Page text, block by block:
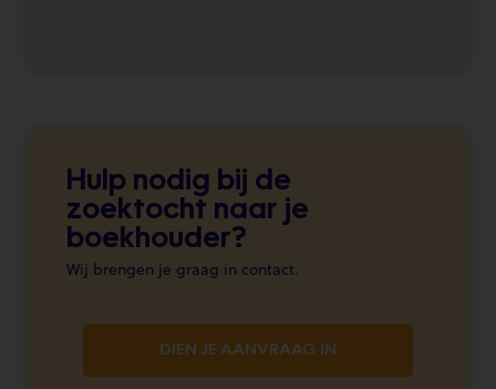
Hulp nodig bij de
zoektocht naar je
boekhouder?
Wij brengen je graag in contact.
DIEN JE AANVRAAG IN